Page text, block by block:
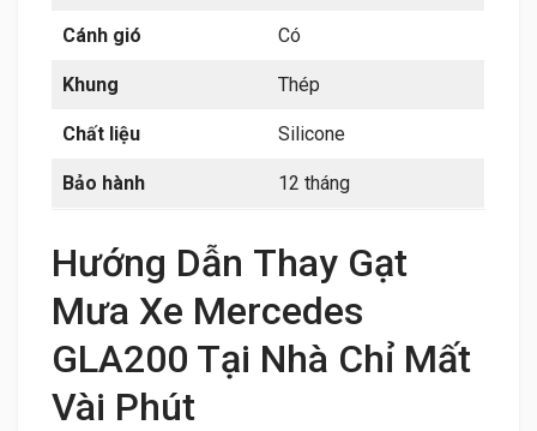
Cánh gió Có
Khung Thép
Chất liệu Silicone
Bảo hành 12 tháng
Hướng Dẫn Thay Gạt
Mưa Xe Mercedes
GLA200 Tại Nhà Chỉ Mất
Vài Phút